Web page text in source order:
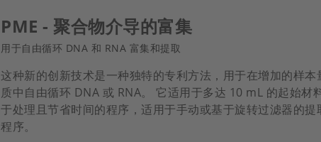
PME - 聚合物介导的富集
用于自由循环 DNA 和 RNA 富集和提取
这种新的创新技术是一种独特的专利方法，用于在增加的样本
质中自由循环 DNA 或 RNA。 它适用于多达 10 mL 的起始材
于处理且节省时间的程序，适用于手动或基于旋转过滤器的提
程序。